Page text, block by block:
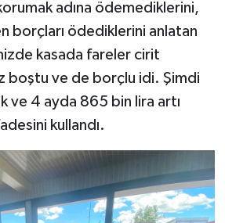
korumak adına ödemediklerini,
borçları ödediklerini anlatan
kasada fareler cirit
boştu ve de borçlu idi. Şimdi
ve 4 ayda 865 bin lira artı
kullandı.